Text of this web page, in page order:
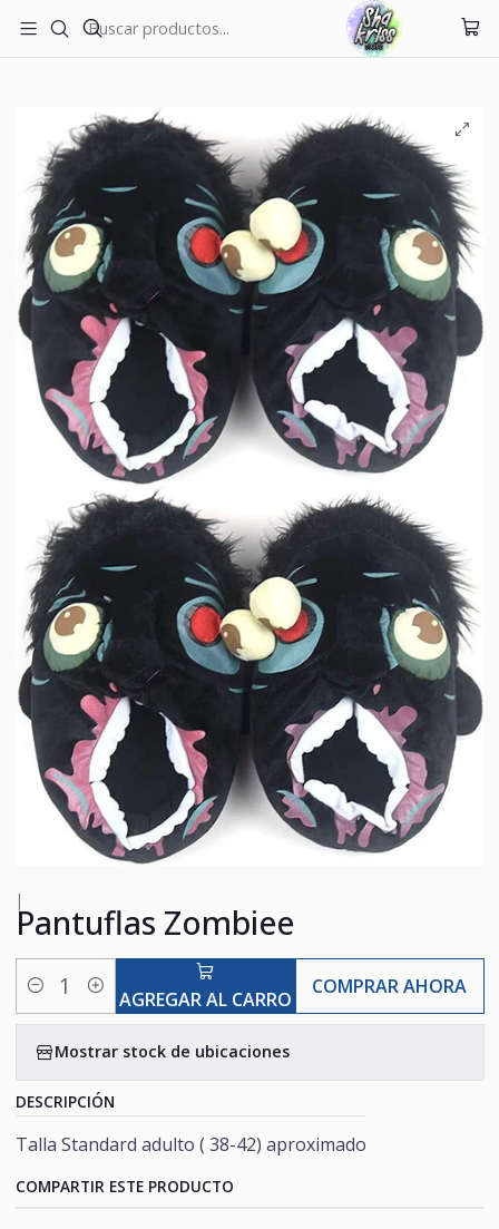
Inicio Pantuflas Pantuflas Zombiee
|
Pantuflas Zombiee
Cantidad AGREGAR AL CARRO
COMPRAR AHORA
Mostrar stock de ubicaciones
DESCRIPCIÓN
Talla Standard adulto ( 38-42) aproximado
COMPARTIR ESTE PRODUCTO